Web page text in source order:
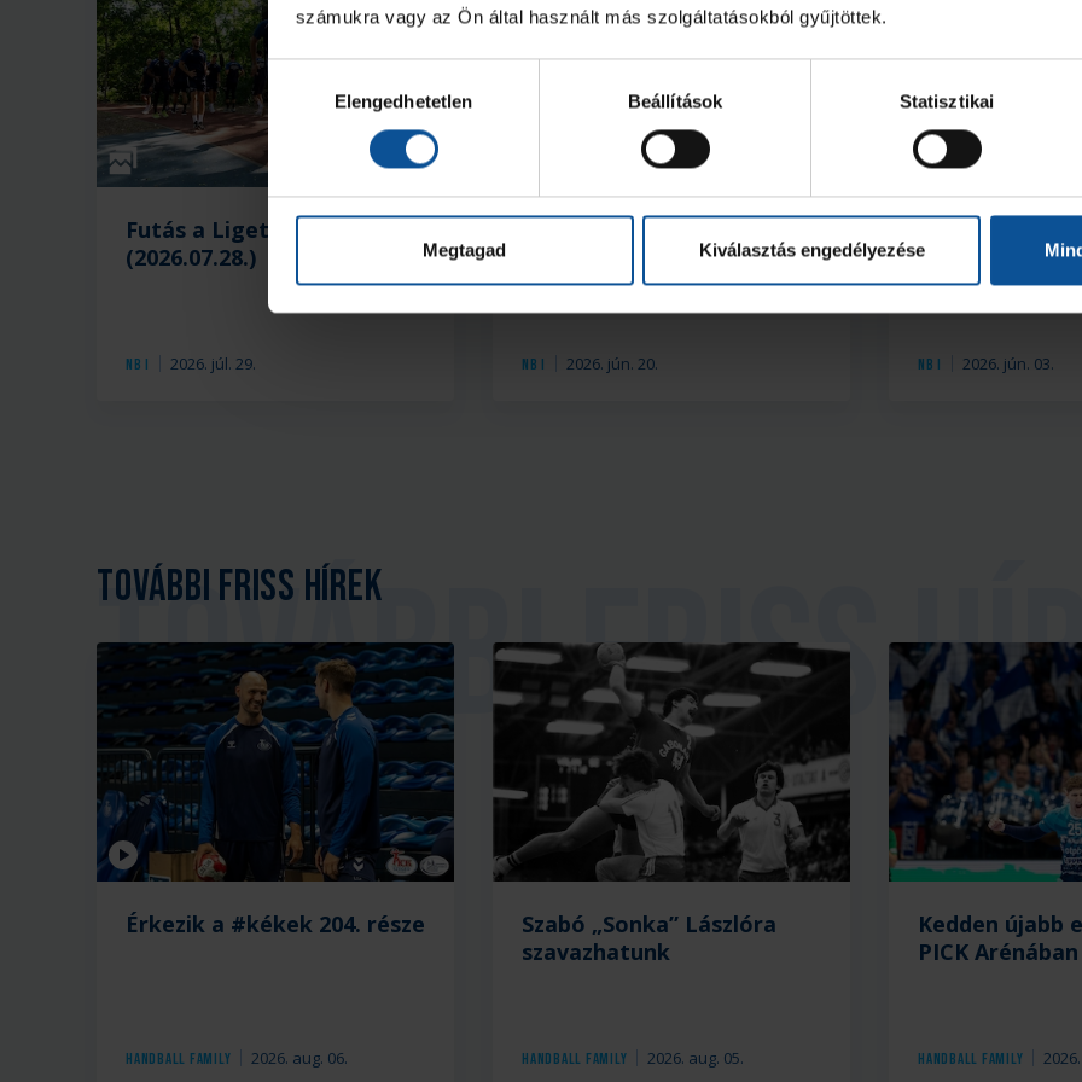
számukra vagy az Ön által használt más szolgáltatásokból gyűjtöttek.
kiválasztásaElengedhetetlen Beállítások Statisztikai
Megtagad Kiválasztás engedélyezése
Galéria
NB I 2026. júl. 29.
Futás a Ligetben
(2026.07.28.)
NB I 2026. jún. 20.
Lukács Kornél az Év
Galéria
NB I 2026. jún. 03.
OTP Bank-
ONE Veszprém
(2026. 06. 02.)
További friss hírek
Videó
Handball Family 2026. aug. 06.
Érkezik a #kékek 204. része
Handball Family 2026. aug. 05.
Szabó „Sonka” Lászlóra
szavazhatunk
Handball Family
Kedden újabb
PICK Arénában